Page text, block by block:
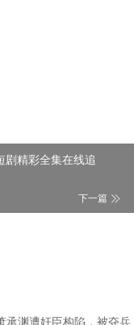
剧精彩全集在线追
下一篇
承渊遭奸臣构陷，被夺兵